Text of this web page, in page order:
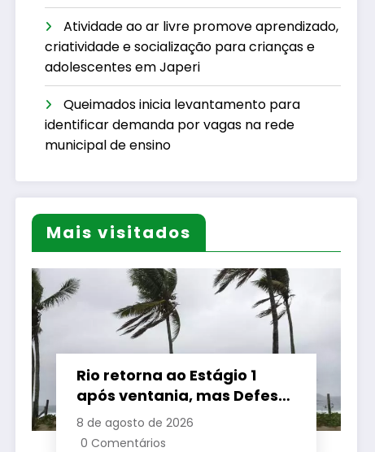
Atividade ao ar livre promove aprendizado,
criatividade e socialização para crianças e
adolescentes em Japeri
Queimados inicia levantamento para
identificar demanda por vagas na rede
municipal de ensino
Mais visitados
Rio retorna ao Estágio 1
após ventania, mas Defesa
Civil alerta para baixa
umidade e incêndios
8 de agosto de 2026
0 Comentários